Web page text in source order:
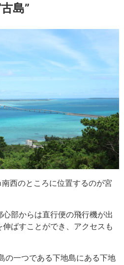
島”
西のところに位置するのが宮
部からは直行便の飛行機が出
ばすことができ、アクセスも
の一つである下地島にある下地